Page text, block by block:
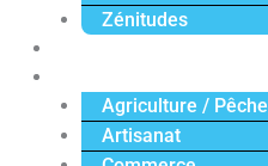
Zénitudes
Agriculture / Pêche
Artisanat